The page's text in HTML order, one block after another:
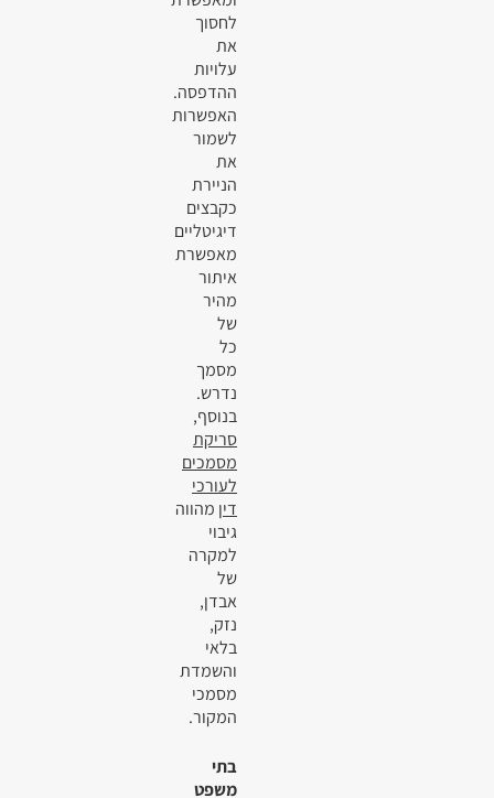
לחסוך
את
עלויות
ההדפסה.
האפשרות
לשמור
את
הניירת
כקבצים
דיגיטליים
מאפשרת
איתור
מהיר
של
כל
מסמך
נדרש.
בנוסף,
סריקת
מסמכים
לעורכי
דין מהווה
גיבוי
למקרה
של
אבדן,
נזק,
בלאי
והשמדת
מסמכי
המקור.
בתי
משפט